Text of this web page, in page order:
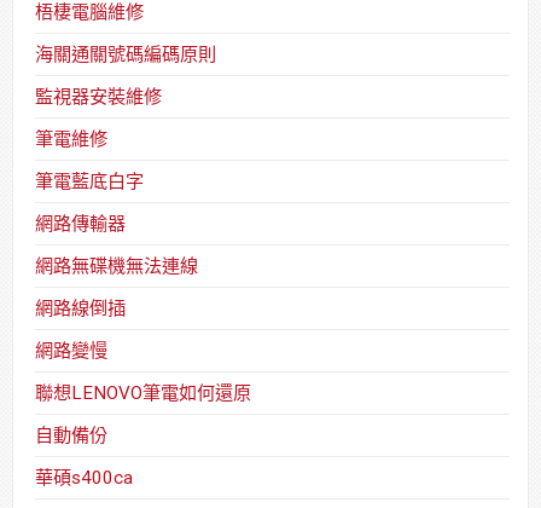
梧棲電腦維修
海關通關號碼編碼原則
監視器安裝維修
筆電維修
筆電藍底白字
網路傳輸器
網路無碟機無法連線
網路線倒插
網路變慢
聯想LENOVO筆電如何還原
自動備份
華碩s400ca